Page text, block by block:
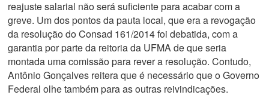
reajuste salarial não será suficiente para acabar com a
greve. Um dos pontos da pauta local, que era a revogação
da resolução do Consad 161/2014 foi debatida, com a
garantia por parte da reitoria da UFMA de que seria
montada uma comissão para rever a resolução. Contudo,
Antônio Gonçalves reitera que é necessário que o Governo
Federal olhe também para as outras reivindicações.